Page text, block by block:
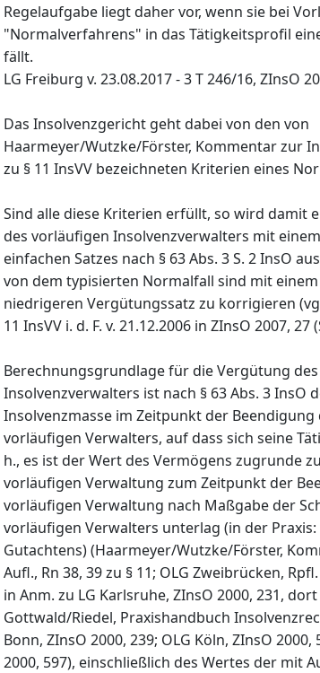
Regelaufgabe liegt daher vor, wenn sie bei
"Normalverfahrens" in das Tätigkeitsprofil
fällt.
LG Freiburg v. 23.08.2017 - 3 T 246/16, ZInsO
Das Insolvenzgericht geht dabei von den von
Haarmeyer/Wutzke/Förster, Kommentar zur
zu § 11 InsVV bezeichneten Kriterien eines
Sind alle diese Kriterien erfüllt, so wird damit
des vorläufigen Insolvenzverwalters mit
einfachen Satzes nach § 63 Abs. 3 S. 2 InsO
von dem typisierten Normalfall sind mit
niedrigeren Vergütungssatz zu korrigieren
11 InsVV i. d. F. v. 21.12.2006 in ZInsO 2007, 27
Berechnungsgrundlage für die Vergütung
Insolvenzverwalters ist nach § 63 Abs. 3 InsO
Insolvenzmasse im Zeitpunkt der Beendigung
vorläufigen Verwalters, auf dass sich seine
h., es ist der Wert des Vermögens zugrunde
vorläufigen Verwaltung zum Zeitpunkt der
vorläufigen Verwaltung nach Maßgabe der
vorläufigen Verwalters unterlag (in der Praxis:
Gutachtens) (Haarmeyer/Wutzke/Förster,
Aufl., Rn 38, 39 zu § 11; OLG Zweibrücken,
in Anm. zu LG Karlsruhe, ZInsO 2000, 231, dort
Gottwald/Riedel, Praxishandbuch
Bonn, ZInsO 2000, 239; OLG Köln, ZInsO 2000,
2000, 597), einschließlich des Wertes der mit